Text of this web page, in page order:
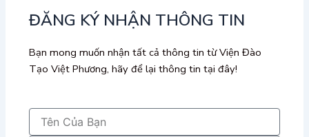
ĐĂNG KÝ NHẬN THÔNG TIN
Bạn mong muốn nhận tất cả thông tin từ Viện Đào
Tạo Việt Phương, hãy để lại thông tin tại đây!